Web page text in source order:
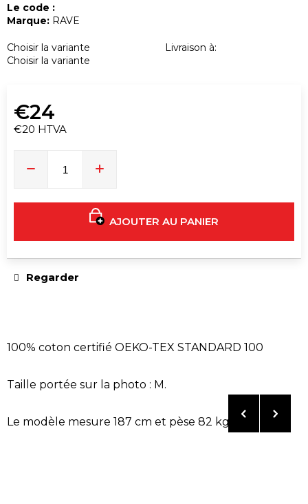
Le code :
Marque: RAVE
Choisir la variante
Livraison à:
Choisir la variante
€24
€20 HTVA
AJOUTER AU PANIER
Regarder
100% coton certifié OEKO-TEX STANDARD 100
Taille portée sur la photo : M.
Le modèle mesure 187 cm et pèse 82 kg.
o
m
m
a
o
n
STICK